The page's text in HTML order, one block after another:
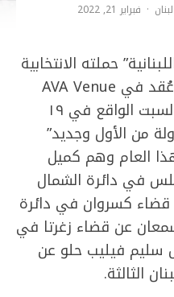
The National Bloc electoralلبنان · فبراير 21, 2022
حملته الانتخابية
في منطقة الأشرفية، يوم السبت الواقع في ١٩
من الأول وجديد”
العام وهم كميل
في دائرة الشمال
قضاء كسروان في دائرة
عن قضاء زغرتا في
سليم فيليب حلو عن
الثالثة.